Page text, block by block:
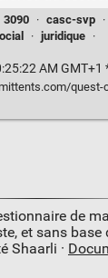
3090 · casc-svp ·
· juridique ·
AM GMT+1
quest-
de
et sans base
Shaarli ·